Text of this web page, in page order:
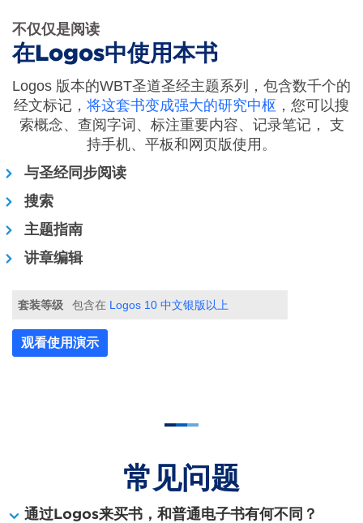
不仅仅是阅读
在Logos中使用本书
Logos 版本的WBT圣道圣经主题系列，包含数千个的
经文标记， 将这套书变成强大的研究中枢 ，您可以搜
索概念、查阅字词、标注重要内容、记录笔记， 支
持手机、平板和网页版使用。
与圣经同步阅读
搜索
主题指南
讲章编辑
套装等级 包含在 Logos 10 中文银版以上
观看使用演示
常见问题
通过Logos来买书，和普通电子书有何不同？